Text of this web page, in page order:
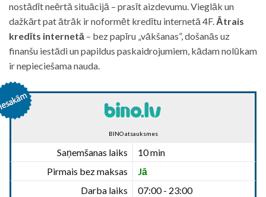
nostādīt neērtā situācijā – prasīt aizdevumu. Vieglāk un
dažkārt pat ātrāk ir noformēt kredītu internetā 4F. Ātrais
kredīts internetā – bez papīru „vākšanas”, došanās uz
finanšu iestādi un papildus paskaidrojumiem, kādam nolūkam
ir nepieciešama nauda.
BINO atsauksmes
Saņemšanas laiks
10 min
Pirmais bez maksas
Jā
Darba laiks
07:00 - 23:00